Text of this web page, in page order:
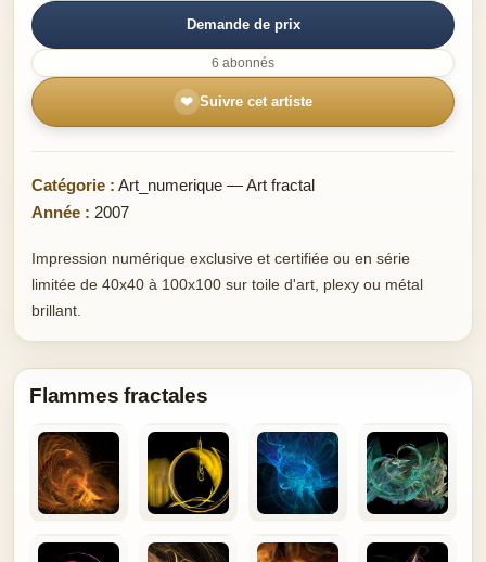
Demande de prix
6 abonnés
❤ Suivre cet artiste
Catégorie : Art_numerique — Art fractal
Année : 2007
Impression numérique exclusive et certifiée ou en série
limitée de 40x40 à 100x100 sur toile d'art, plexy ou métal
brillant.
Flammes fractales